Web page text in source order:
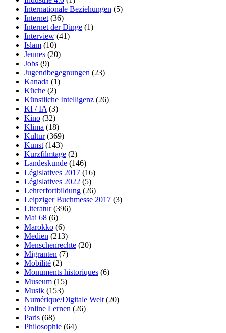
Internationale Beziehungen (5)
Internet (36)
Internet der Dinge (1)
Interview (41)
Islam (10)
Jeunes (20)
Jobs (9)
Jugendbegegnungen (23)
Kanada (1)
Küche (2)
Künstliche Intelligenz (26)
KI / IA (3)
Kino (32)
Klima (18)
Kultur(369)
Kunst (143)
Kurzfilmtage (2)
Landeskunde (146)
Législatives 2017 (16)
Législatives 2022 (5)
Lehrerfortbildung (26)
Leipziger Buchmesse 2017 (3)
Literatur(396)
Mai 68 (6)
Marokko (6)
Medien (213)
Menschenrechte (20)
Migranten (7)
Mobilité (2)
Monuments historiques (6)
Museum (15)
Musik (153)
Numérique/Digitale Welt (20)
Online Lernen (26)
Paris (68)
Philosophie (64)